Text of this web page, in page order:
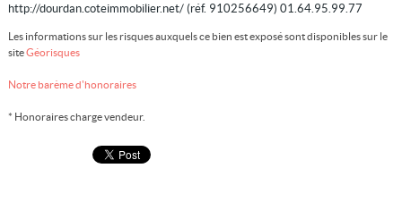
http://dourdan.coteimmobilier.net/ (réf. 910256649) 01.64.95.99.77
Les informations sur les risques auxquels ce bien est exposé sont disponibles sur le
siteGéorisques
Notre barème d'honoraires
* Honoraires charge vendeur.